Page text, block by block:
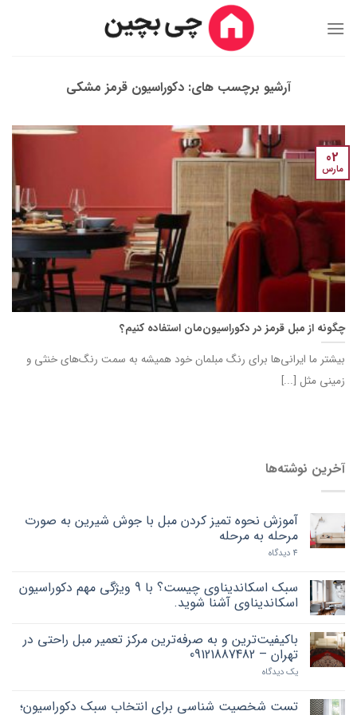
آرشیو برچسب های: دکوراسیون قرمز مشکی
چگونه از مبل قرمز در دکوراسیون‌مان استفاده کنیم؟
بیشتر ما ایرانی‌ها برای رنگ مبلمان خود همیشه به سمت رنگ‌های خنثی و
زمینی مثل [...]
02
مارس
آخرین نوشته‌ها
آموزش نحوه تمیز کردن مبل با جوش شیرین به صورت
مرحله به مرحله
4 دیدگاه
سبک اسکاندیناوی چیست؟ با 9 ویژگی مهم دکوراسیون
اسکاندیناوی آشنا شوید.
باکیفیت‌ترین و به صرفه‌ترین مرکز تعمیر مبل راحتی در
تهران – 09121887482
یک دیدگاه
تست شخصیت شناسی برای انتخاب سبک دکوراسیون؛